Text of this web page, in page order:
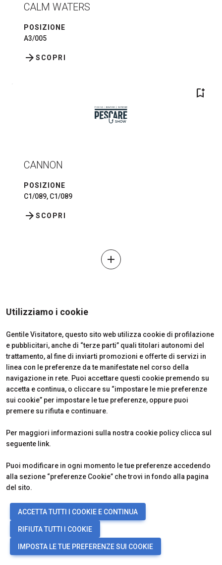
CALM WATERS
POSIZIONE
A3/005
SCOPRI
arrow_forward
bookmark_add
CANNON
POSIZIONE
C1/089, C1/089
SCOPRI
arrow_forward
add
Utilizziamo i cookie
Gentile Visitatore, questo sito web utilizza cookie di profilazione
e pubblicitari, anche di “terze parti” quali titolari autonomi del
trattamento, al fine di inviarti promozioni e offerte di servizi in
linea con le preferenze da te manifestate nel corso della
navigazione in rete. Puoi accettare questi cookie premendo su
accetta e continua, o cliccare su “impostare le mie preferenze
sui cookie” per impostare le tue preferenze, oppure puoi
premere su rifiuta e continuare.
Per maggiori informazioni sulla nostra cookie policy clicca sul
seguente link.
Puoi modificare in ogni momento le tue preferenze accedendo
alla sezione “preferenze Cookie” che trovi in fondo alla pagina
del sito.
ACCETTA TUTTI I COOKIE E CONTINUA
RIFIUTA TUTTI I COOKIE
IMPOSTA LE TUE PREFERENZE SUI COOKIE
Edizione 2026
Iscriviti alla Newsletter
Biglietti e Orari
Area Riservata Visitatori
Richiedi Info
Area Riservata Espositori
Info Utili per Esporre
CERTIFICATIONS